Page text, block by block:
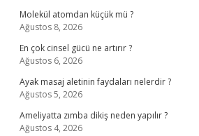
Molekül atomdan küçük mü ?
Ağustos 8, 2026
En çok cinsel gücü ne artırır ?
Ağustos 6, 2026
Ayak masaj aletinin faydaları nelerdir ?
Ağustos 5, 2026
Ameliyatta zımba dikiş neden yapılır ?
Ağustos 4, 2026